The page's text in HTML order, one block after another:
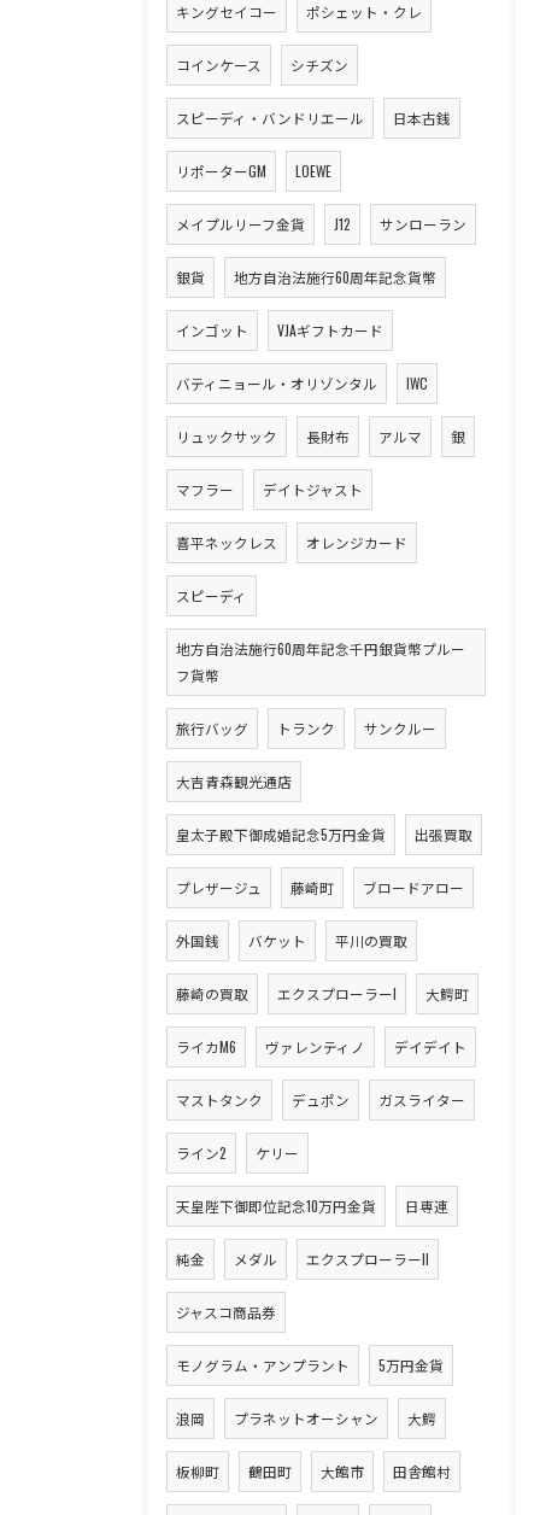
キングセイコー ポシェット・クレ
コインケース シチズン
スピーディ・バンドリエール 日本古銭
リポーターGM LOEWE
メイプルリーフ金貨 J12 サンローラン
銀貨 地方自治法施行60周年記念貨幣
インゴット VJAギフトカード
バティニョール・オリゾンタル IWC
リュックサック 長財布 アルマ 銀
マフラー デイトジャスト
喜平ネックレス オレンジカード
スピーディ
地方自治法施行60周年記念千円銀貨幣プルー
フ貨幣
旅行バッグ トランク サンクルー
大吉青森観光通店
皇太子殿下御成婚記念5万円金貨 出張買取
プレザージュ 藤崎町 ブロードアロー
外国銭 バケット 平川の買取
藤崎の買取 エクスプローラーI 大鰐町
ライカM6 ヴァレンティノ デイデイト
マストタンク デュポン ガスライター
ライン2 ケリー
天皇陛下御即位記念10万円金貨 日専連
純金 メダル エクスプローラーII
ジャスコ商品券
モノグラム・アンプラント 5万円金貨
浪岡 プラネットオーシャン 大鰐
板柳町 鶴田町 大館市 田舎館村